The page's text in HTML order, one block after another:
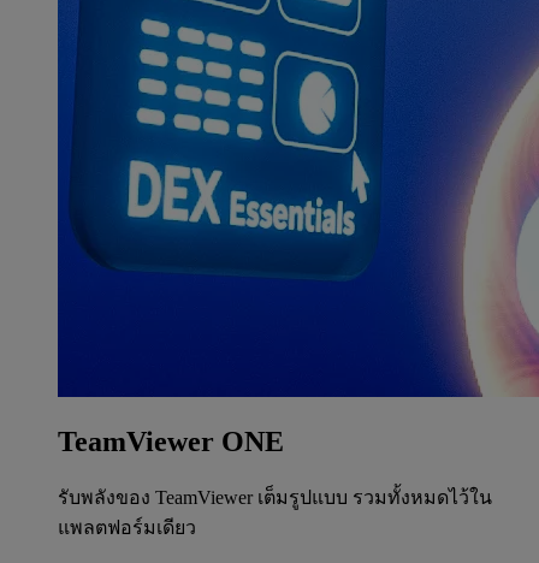
TeamViewer ONE
รับพลังของ TeamViewer เต็มรูปแบบ รวมทั้งหมดไว้ใน
แพลตฟอร์มเดียว